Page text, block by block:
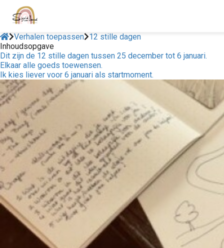
Verhalen toepassen
12 stille dagen
Inhoudsopgave
Dit zijn de 12 stille dagen tussen 25 december tot 6 januari.
Elkaar alle goeds toewensen.
Ik kies liever voor 6 januari als startmoment.